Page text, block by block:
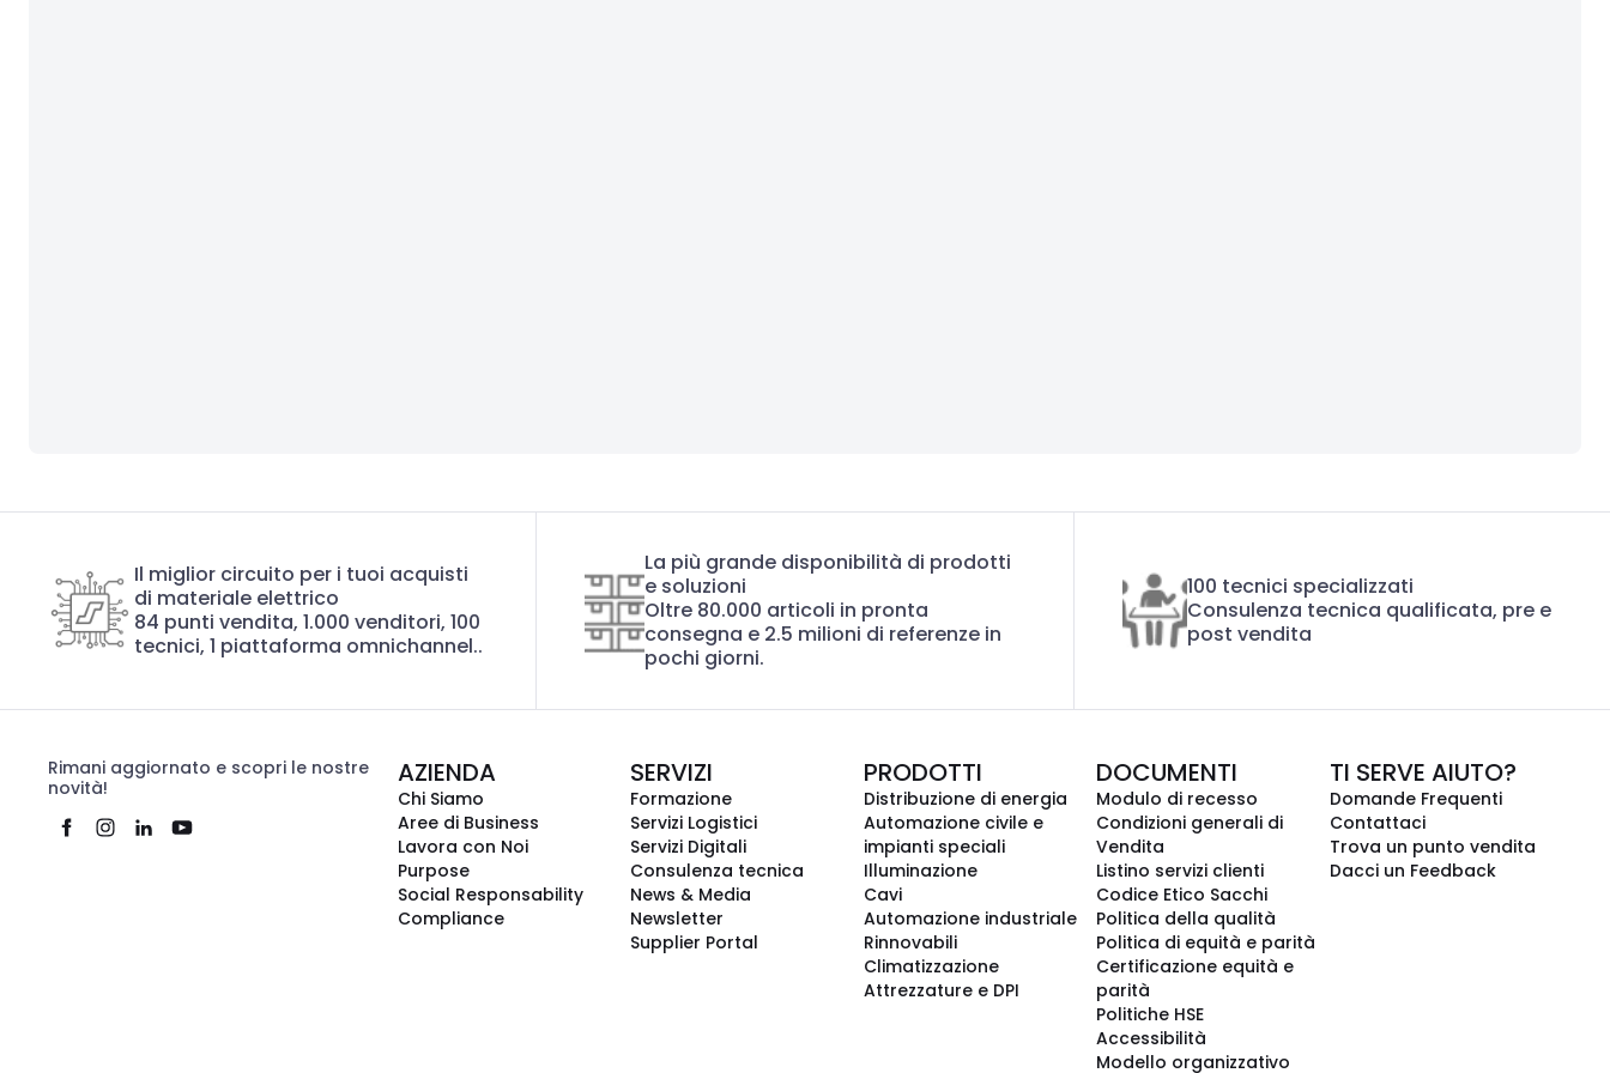
Il miglior circuito per i tuoi acquisti
di materiale elettrico
84 punti vendita, 1.000 venditori, 100
tecnici, 1 piattaforma omnichannel..
La più grande disponibilità di prodotti
e soluzioni
Oltre 80.000 articoli in pronta
consegna e 2.5 milioni di referenze in
pochi giorni.
100 tecnici specializzati
Consulenza tecnica qualificata, pre e
post vendita
Rimani aggiornato e scopri le nostre
novità!
AZIENDA
Chi Siamo
Aree di Business
Lavora con Noi
Purpose
Social Responsability
Compliance
SERVIZI
Formazione
Servizi Logistici
Servizi Digitali
Consulenza tecnica
News & Media
Newsletter
Supplier Portal
PRODOTTI
Distribuzione di energia
Automazione civile e
impianti speciali
Illuminazione
Cavi
Automazione industriale
Rinnovabili
Climatizzazione
Attrezzature e DPI
DOCUMENTI
Modulo di recesso
Condizioni generali di
Vendita
Listino servizi clienti
Codice Etico Sacchi
Politica della qualità
Politica di equità e parità
Certificazione equità e
parità
Politiche HSE
Accessibilità
Modello organizzativo
TI SERVE AIUTO?
Domande Frequenti
Contattaci
Trova un punto vendita
Dacci un Feedback